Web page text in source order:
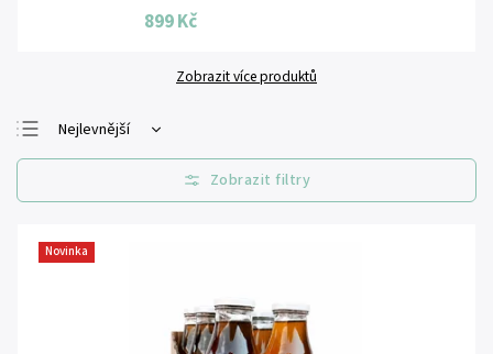
899 Kč
Zobrazit více produktů
Nejlevnější
Nejdražší
Nejprodávanější
Novinka